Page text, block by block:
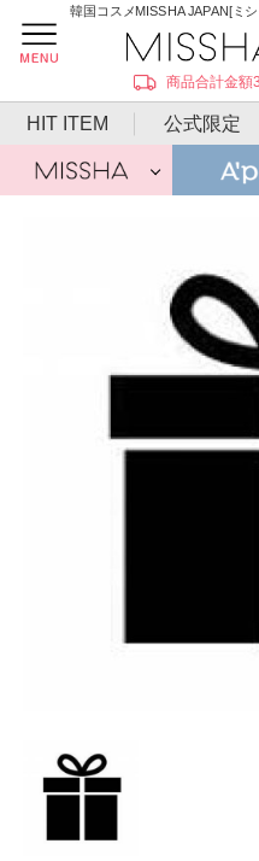
韓国コスメMISSHA JAPAN[ミ
商品合計金額
HIT ITEM 公式限定